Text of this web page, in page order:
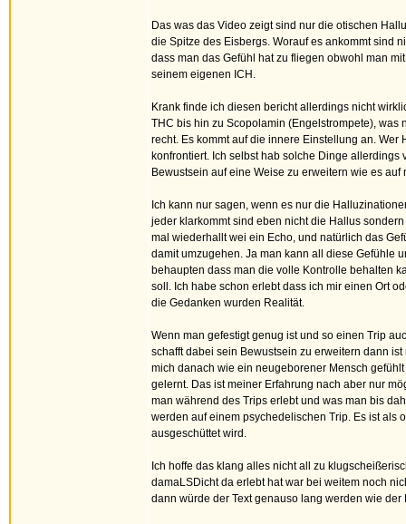
Das was das Video zeigt sind nur die otischen
die Spitze des Eisbergs. Worauf es ankommt sind
dass man das Gefühl hat zu fliegen obwohl man
seinem eigenen ICH.
Krank finde ich diesen bericht allerdings nicht
THC bis hin zu Scopolamin (Engelstrompete),
recht. Es kommt auf die innere Einstellung an.
konfrontiert. Ich selbst hab solche Dinge
Bewustsein auf eine Weise zu erweitern wie es
Ich kann nur sagen, wenn es nur die
jeder klarkommt sind eben nicht die Hallus
mal wiederhallt wei ein Echo, und natürlich das
damit umzugehen. Ja man kann all diese Gefühle
behaupten dass man die volle Kontrolle behalten
soll. Ich habe schon erlebt dass ich mir einen Ort
die Gedanken wurden Realität.
Wenn man gefestigt genug ist und so einen Trip
schafft dabei sein Bewustsein zu erweitern dann
mich danach wie ein neugeborener Mensch
gelernt. Das ist meiner Erfahrung nach aber nur
man während des Trips erlebt und was man bis
werden auf einem psychedelischen Trip. Es ist als
ausgeschüttet wird.
Ich hoffe das klang alles nicht all zu
damaLSDicht da erlebt hat war bei weitem noch
dann würde der Text genauso lang werden wie